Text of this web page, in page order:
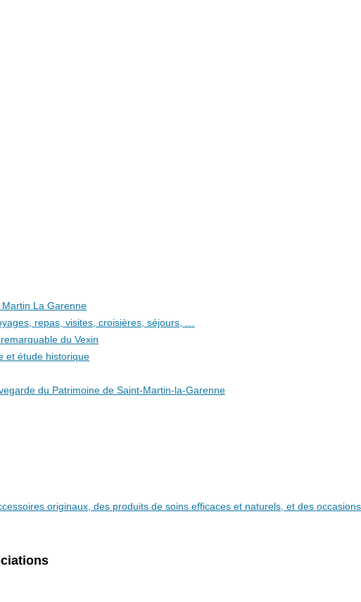
La Garenne
repas, visites, croisières, séjours, …
du Vexin
et étude historique
du Patrimoine de Saint-Martin-la-Garenne
originaux, des produits de soins efficaces et naturels, et des